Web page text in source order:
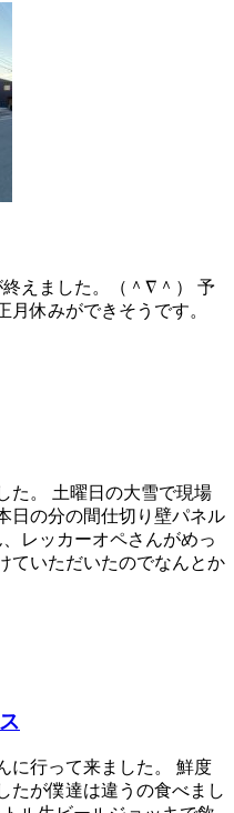
えました。（＾∇＾） 予
休みができそうです。
た。 土曜日の大雪で現場
日の分の間仕切り壁パネル
レッカーオペさんがめっ
ていただいたのでなんとか
に行って来ました。 鮮度
たが僕達は違うの食べまし